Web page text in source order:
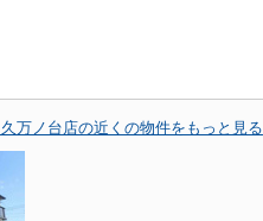
万ノ台店の近くの物件をもっと見る